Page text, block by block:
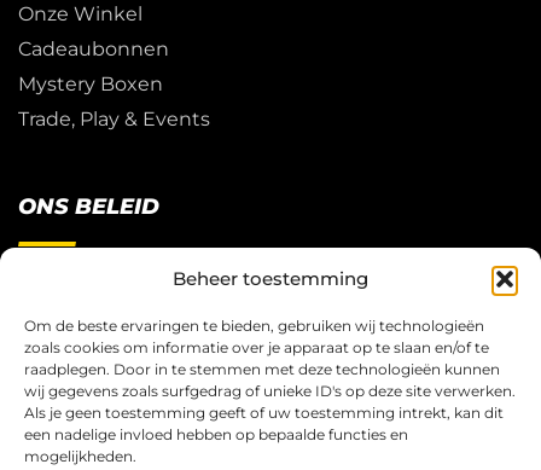
Beheer toestemming
Om de beste ervaringen te bieden, gebruiken wij technologieën
zoals cookies om informatie over je apparaat op te slaan en/of te
raadplegen. Door in te stemmen met deze technologieën kunnen
wij gegevens zoals surfgedrag of unieke ID's op deze site verwerken.
Als je geen toestemming geeft of uw toestemming intrekt, kan dit
een nadelige invloed hebben op bepaalde functies en
mogelijkheden.
Onze Winkel
Cadeaubonnen
Mystery Boxen
Trade, Play & Events
ONS BELEID
Restitutie Beleid
Privacy
Cookies
Algemene Voorwaarden